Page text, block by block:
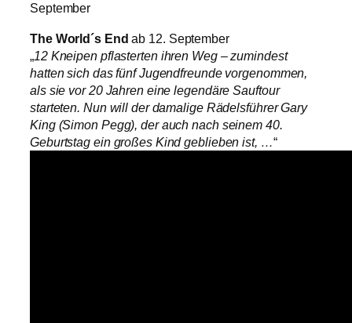
September
The World´s End ab 12. September
12 Kneipen pflasterten ihren Weg – zumindest
hatten sich das fünf Jugendfreunde vorgenommen,
als sie vor 20 Jahren eine legendäre Sauftour
starteten. Nun will der damalige Rädelsführer Gary
King (Simon Pegg), der auch nach seinem 40.
Geburtstag ein großes Kind geblieben ist, … “